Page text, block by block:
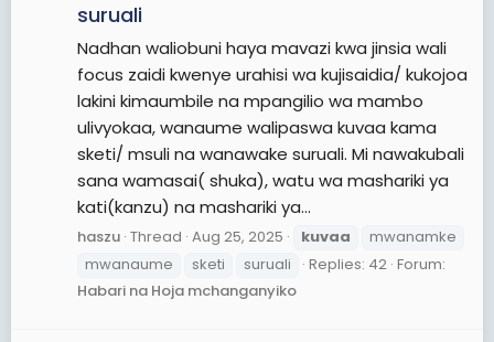
suruali
Nadhan waliobuni haya mavazi kwa jinsia wali
focus zaidi kwenye urahisi wa kujisaidia/ kukojoa
lakini kimaumbile na mpangilio wa mambo
ulivyokaa, wanaume walipaswa kuvaa kama
sketi/ msuli na wanawake suruali. Mi nawakubali
sana wamasai( shuka), watu wa mashariki ya
kati(kanzu) na mashariki ya...
haszu Thread Aug 25, 2025 kuvaa
mwanamke
mwanaume
sketi suruali Replies: 42 Forum:
Habari na Hoja mchanganyiko